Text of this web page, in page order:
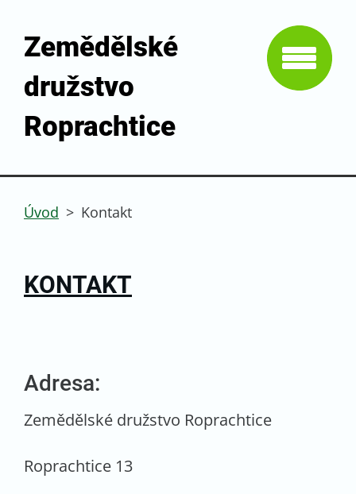
Zemědělské
družstvo
Roprachtice
Úvod > Kontakt
KONTAKT
Adresa:
Zemědělské družstvo Roprachtice
Roprachtice 13